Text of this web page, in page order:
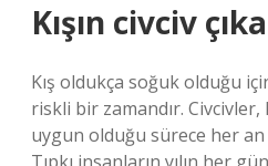
Kışın civciv
Kış oldukça soğuk olduğu
riskli bir zamandır.
uygun olduğu sürece her